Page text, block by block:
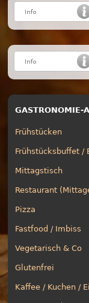
GASTRONOMIE-
Frühstücken
Frühstücksbuffet /
Mittagstisch
Restaurant
Pizza
Fastfood / Imbiss
Vegetarisch & Co
Glutenfrei
Kaffee / Kuchen /